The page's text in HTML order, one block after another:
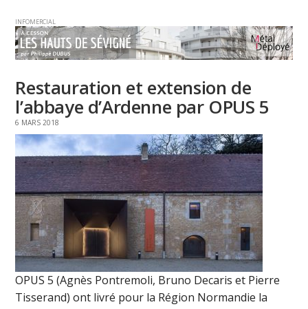
INFOMERCIAL
Restauration et extension de
l’abbaye d’Ardenne par OPUS 5
6 MARS 2018
OPUS 5 (Agnès Pontremoli, Bruno Decaris et Pierre
Tisserand) ont livré pour la Région Normandie la